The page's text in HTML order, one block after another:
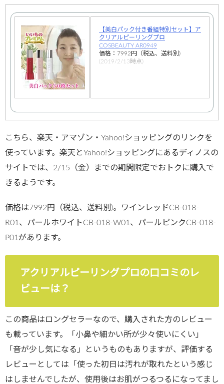
【美白パック付き番組特別セット】ア
クリアルピーリングプロ
COSBEAUTY AR0949
価格：7992円（税込、送料別)
(2019/2/13時点)
こちら、楽天・アマゾン・Yahoo!ショッピングのリンクを
使っています。楽天とYahoo!ショッピングにあるディノスの
サイトでは、2/15（金）までの期間限定でおトクに購入で
きるようです。
価格は7992円（税込、送料別)。ワインレッドCB-018-
R01、パールホワイトCB-018-W01、パールピンクCB-018-
P01があります。
アクリアルピーリングプロの口コミのレ
ビューは？
この商品はロングセラーなので、購入された方のレビュー
も載っています。「小鼻や細かい所が少々使いにくい」
「音が少し気になる」というものもありますが、評価する
レビューとしては「使った初日は汚れが取れたという感じ
はしませんでしたが、使用後はお肌がつるつるになってまし